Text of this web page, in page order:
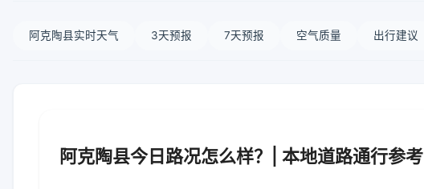
阿克陶县实时天气 3天预报 7天预报 空气质量 出行建议
阿克陶县今日路况怎么样？| 本地道路通行参考